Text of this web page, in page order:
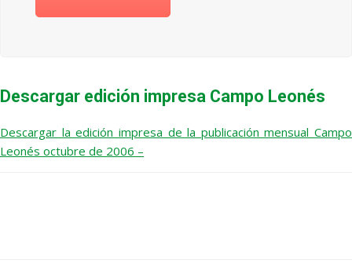
Descargar edición impresa Campo Leonés
Descargar la edición impresa de la publicación mensual Campo
Leonés octubre de 2006 –